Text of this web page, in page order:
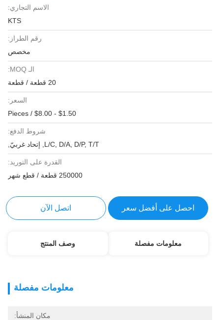
الاسم التجاري:
KTS
رقم الطراز:
مخصص
الـ MOQ:
20 قطعة / قطعة
السعر:
$1.50 - $8.00 / Pieces
شروط الدفع:
L/C, D/A, D/P, T/T, إتحاد غربيّ,
القدرة على التوريد:
250000 قطعة / قطع شهر
احصل على أفضل سعر اتصل الآن
معلومات مفصلة وصف المنتج
معلومات مفصلة
مكان المنشأ: